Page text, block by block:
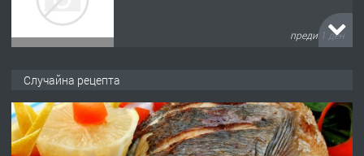
преди 1 ден
градската градина!
преди 1 ден
Случайна рецепта